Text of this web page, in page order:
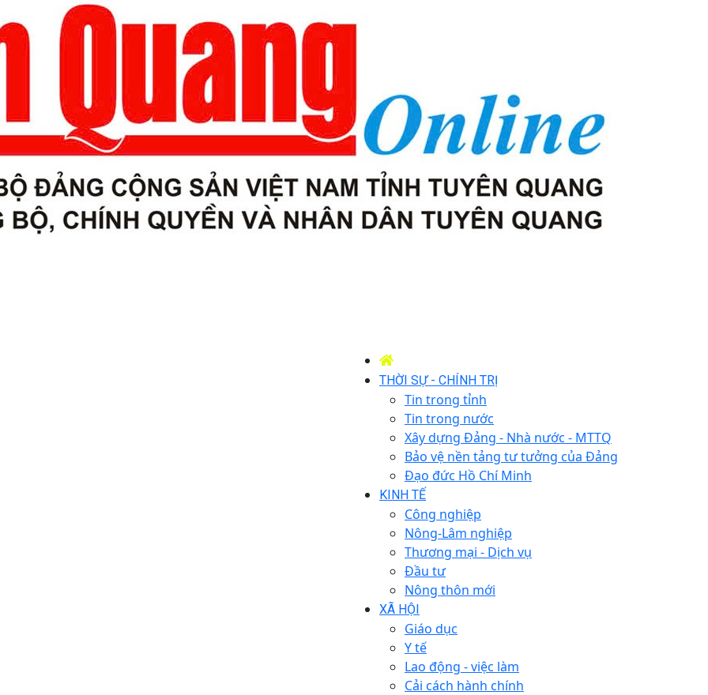
THỜI SỰ - CHÍNH TRỊ
Tin trong tỉnh
Tin trong nước
Xây dựng Đảng - Nhà nước - MTTQ
Bảo vệ nền tảng tư tưởng của Đảng
Đạo đức Hồ Chí Minh
KINH TẾ
Công nghiệp
Nông-Lâm nghiệp
Thương mại - Dịch vụ
Đầu tư
Nông thôn mới
XÃ HỘI
Giáo dục
Y tế
Lao động - việc làm
Cải cách hành chính